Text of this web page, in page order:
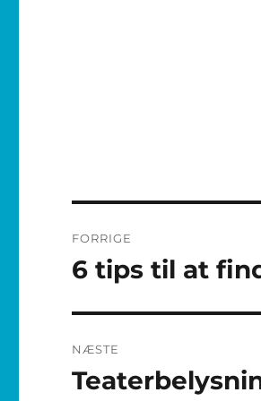
FORRIGE
Forrige
6 tips til at
NÆSTE
Næste